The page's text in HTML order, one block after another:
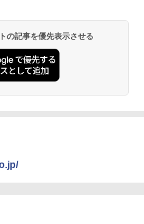
サントリー ウイスキー ハ
大容量
ブタメン とんこつ味 35g×15個
夜食 カップラーメン ミニカップ
ンスタント アウトドアにも ロ
ストック 大人買い おやつカン
過熱水蒸気 オーブンレンジ 26
クション 2段調理 ホワイト RE-
フラットテーブル トースト機
の記事を優先表示させる